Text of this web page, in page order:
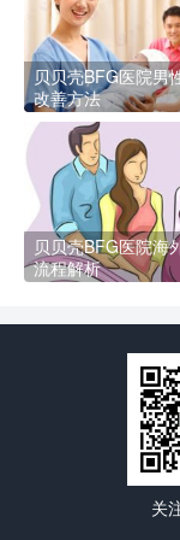
贝贝壳BFG医院男
改善方法
贝贝壳BFG医院海
流程解析
关